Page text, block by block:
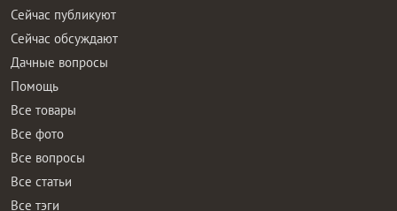
Сейчас публикуют
Сейчас обсуждают
Дачные вопросы
Помощь
Все товары
Все фото
Все вопросы
Все статьи
Все тэги